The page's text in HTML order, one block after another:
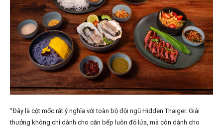
“Đây là cột mốc rất ý nghĩa với toàn bộ đội ngũ Hidden Thaiger. Giải
thưởng không chỉ dành cho căn bếp luôn đỏ lửa, mà còn dành cho